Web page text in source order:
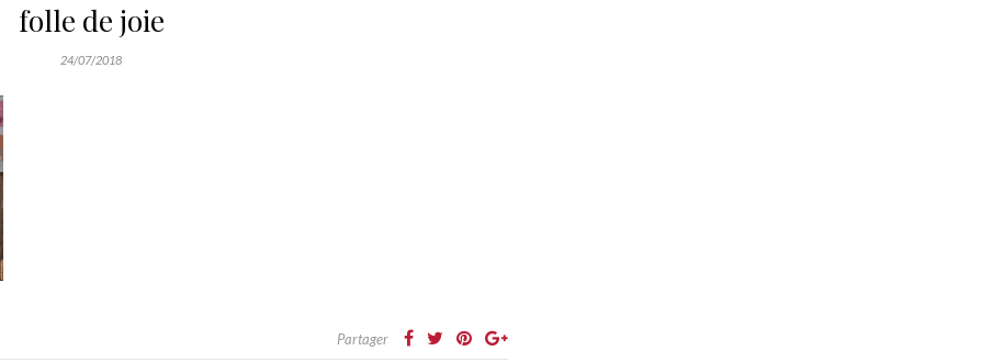
folle de joie
24/07/2018
Partager